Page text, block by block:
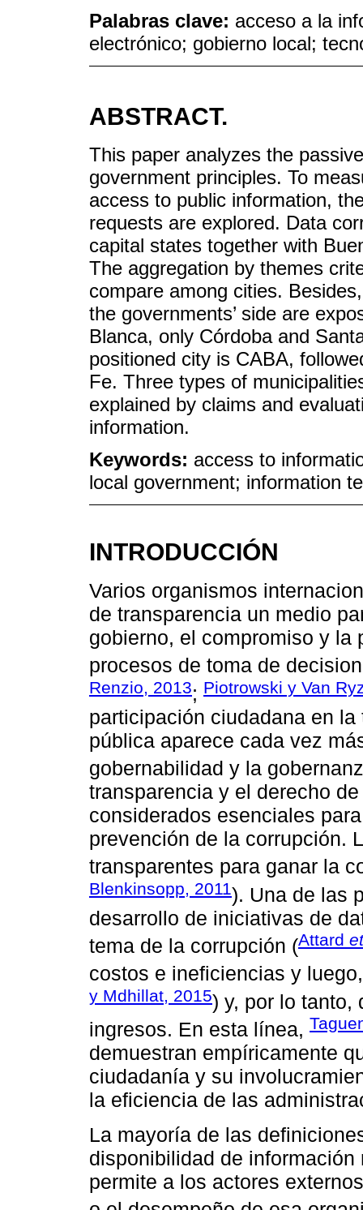
Palabras clave: acceso a la
electrónico; gobierno local;
ABSTRACT.
This paper analyzes the
government principles. To
access to public information,
requests are explored. Data
capital states together with
The aggregation by themes
compare among cities.
the governments’ side are
Blanca, only Córdoba and
positioned city is CABA,
Fe. Three types of
explained by claims and
information.
Keywords: access to
local government; information
INTRODUCCIÓN
Varios organismos
de transparencia un medio
gobierno, el compromiso y la
procesos de toma de
Renzio, 2013; Piotrowski y Van
participación ciudadana en
pública aparece cada vez
gobernabilidad y la
transparencia y el derecho
considerados esenciales
prevención de la corrupción.
transparentes para ganar la
Blenkinsopp, 2011). Una de las
desarrollo de iniciativas de
tema de la corrupción (Attard
costos e ineficiencias y
y Mdhillat, 2015) y, por lo tanto,
ingresos. En esta línea,
demuestran empíricamente
ciudadanía y su
la eficiencia de las
La mayoría de las
disponibilidad de
permite a los actores